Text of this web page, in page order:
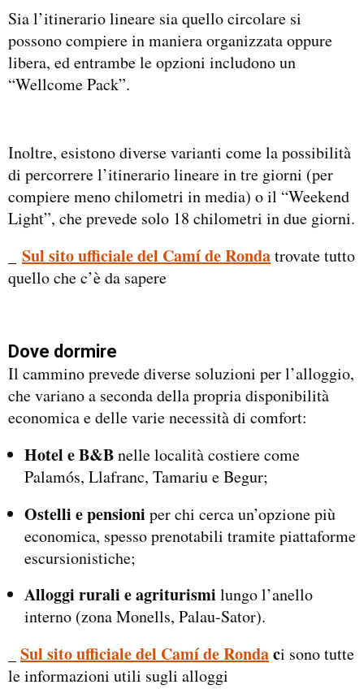
Sia l’itinerario lineare sia quello circolare si
possono compiere in maniera organizzata oppure
libera, ed entrambe le opzioni includono un
“Wellcome Pack”.
Inoltre, esistono diverse varianti come la possibilità
di percorrere l’itinerario lineare in tre giorni (per
compiere meno chilometri in media) o il “Weekend
Light”, che prevede solo 18 chilometri in due giorni.
Sul sito ufficiale del Camí de Rondatrovate tutto
quello che c’è da sapere
Dove dormire
Il cammino prevede diverse soluzioni per l’alloggio,
che variano a seconda della propria disponibilità
economica e delle varie necessità di comfort:
Hotel e B&Bnelle località costiere come
Palamós, Llafranc, Tamariu e Begur;
Ostelli e pensioni per chi cerca un’opzione più
economica, spesso prenotabili tramite piattaforme
escursionistiche;
Alloggi rurali e agriturismi lungo l’anello
interno (zona Monells, Palau-Sator).
Sul sito ufficiale del Camí de Rondaci sono tutte
le informazioni utili sugli alloggi